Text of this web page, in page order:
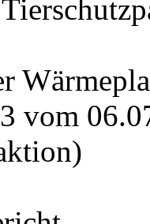
vom